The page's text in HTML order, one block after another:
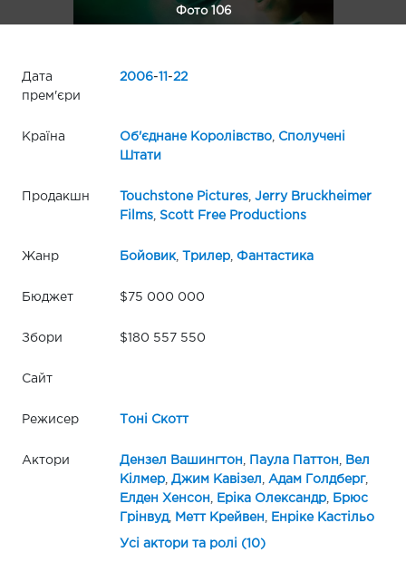
Фото 106
Дата
прем'єри
2006-11 -22
Країна Об'єднане Королівство,
Сполучені
Штати
Продакшн Touchstone Pictures, Jerry Bruckheimer
Films, Scott Free Productions
Жанр Бойовик, Трилер, Фантастика
Бюджет $75 000 000
Збори $180 557 550
Сайт
Режисер Тоні Скотт
Актори Дензел Вашингтон Паула Паттон
Вел
Кілмер, Джим Кавізел Адам Голдберг,
Елден Хенсон
Еріка Олександр,
Брюс
Грінвуд, Метт Крейвен Енріке Кастільо
Усі актори та ролі (10)